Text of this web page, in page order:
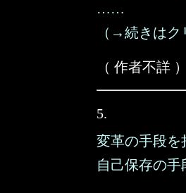
……
（→続きはク
（ 作者不詳 ）
5.
変革の手段を
自己保存の手